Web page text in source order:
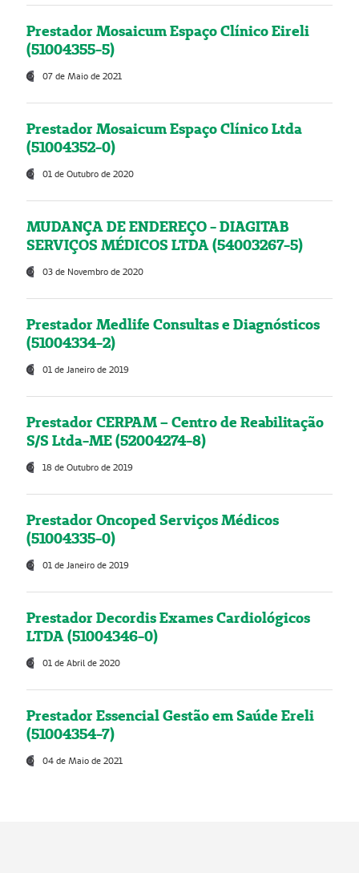
Prestador Mosaicum Espaço Clínico Eireli
(51004355-5)
07 de Maio de 2021
Prestador Mosaicum Espaço Clínico Ltda
(51004352-0)
01 de Outubro de 2020
MUDANÇA DE ENDEREÇO - DIAGITAB
SERVIÇOS MÉDICOS LTDA (54003267-5)
03 de Novembro de 2020
Prestador Medlife Consultas e Diagnósticos
(51004334-2)
01 de Janeiro de 2019
Prestador CERPAM – Centro de Reabilitação
S/S Ltda-ME (52004274-8)
18 de Outubro de 2019
Prestador Oncoped Serviços Médicos
(51004335-0)
01 de Janeiro de 2019
Prestador Decordis Exames Cardiológicos
LTDA (51004346-0)
01 de Abril de 2020
Prestador Essencial Gestão em Saúde Ereli
(51004354-7)
04 de Maio de 2021